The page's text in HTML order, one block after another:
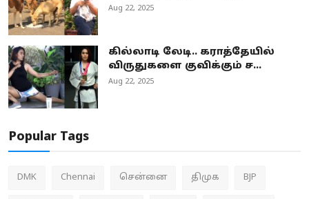
Aug 22, 2025
கில்லாடி லேடி.. கராத்தேயில்
விருதுகளை குவிக்கும் ச...
Aug 22, 2025
Popular Tags
DMK Chennai சென்னை திமுக BJP